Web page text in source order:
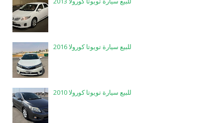
للبيع سيارة تويوتا كورولا 2016
للبيع سيارة تويوتا كورولا 2010